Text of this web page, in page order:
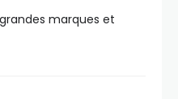
marques et